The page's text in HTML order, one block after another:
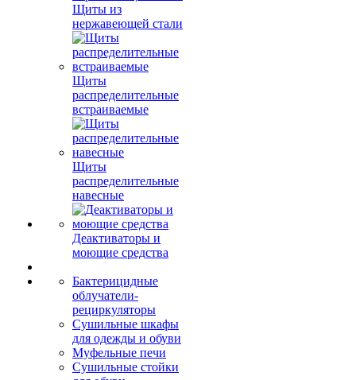
Щиты из
нержавеющей стали
Щиты
распределительные
встраиваемые
Щиты
распределительные
навесные
Деактиваторы и
моющие средства
Бактерицидные
облучатели-
рециркуляторы
Сушильные шкафы
для одежды и обуви
Муфельные печи
Сушильные стойки